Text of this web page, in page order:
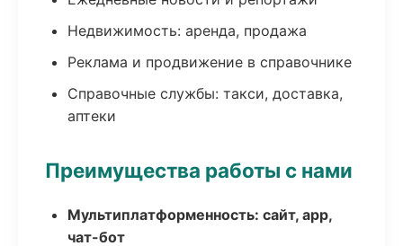
Недвижимость: аренда, продажа
Реклама и продвижение в справочнике
Справочные службы: такси, доставка,
аптеки
Преимущества работы с нами
Мультиплатформенность: сайт, app,
чат-бот